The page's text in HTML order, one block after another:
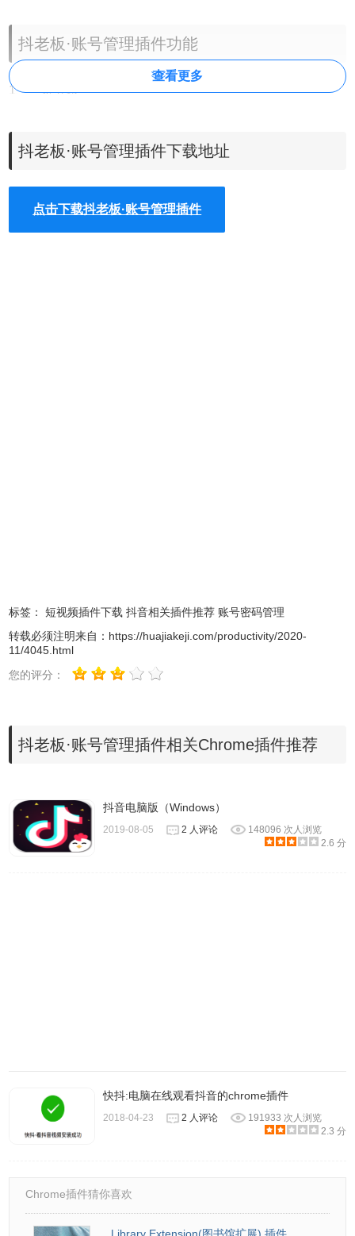
抖老板·账号管理插件功能
1、一键登录
2、多开发布
多个账号同时登录，发布视频不串号。
账号标签/员工筛选，高效管理。
【chrome://extensions/】进入chrome扩展程序，解压你在本
站下载的插件，并拖入扩展程序页即可。
安装完成。
查看更多
抖老板·账号管理插件下载地址
点击下载抖老板·账号管理插件
标签： 短视频插件下载 抖音相关插件推荐 账号密码管理
转载必须注明来自： https://huajiakeji.com/productivity/2020-
11/4045.html
您的评分：
抖老板·账号管理插件相关Chrome插件推荐
抖音电脑版（Windows）
2019-08-05 2 人评论
148096 次人浏览
2.6 分
快抖:电脑在线观看抖音的chrome插件
2018-04-23 2 人评论
191933 次人浏览
2.3 分
Chrome插件猜你喜欢